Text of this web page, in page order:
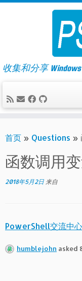
Skip
收集和分享
首页 » Questions »
函数调用
2018年5月2日 来自
PowerShell交流中心
humblejohn asked